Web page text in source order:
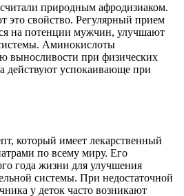
природным афродизиаком.
это свойство. Регулярный прием
на потенции мужчин, улучшают
Аминокислоты
выносливости при физических
действуют успокаивающе при
который имеет лекарственный
по всему миру. Его
года жизни для улучшения
системы. При недостаточной
у деток часто возникают